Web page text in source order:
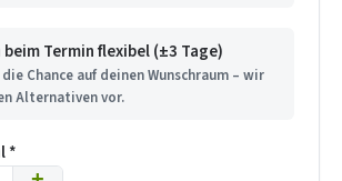
beim Termin flexibel (±3 Tage)
Chance auf deinen Wunschraum – wir
Alternativen vor.
*